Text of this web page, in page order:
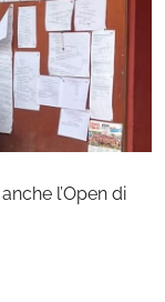
l’Open di